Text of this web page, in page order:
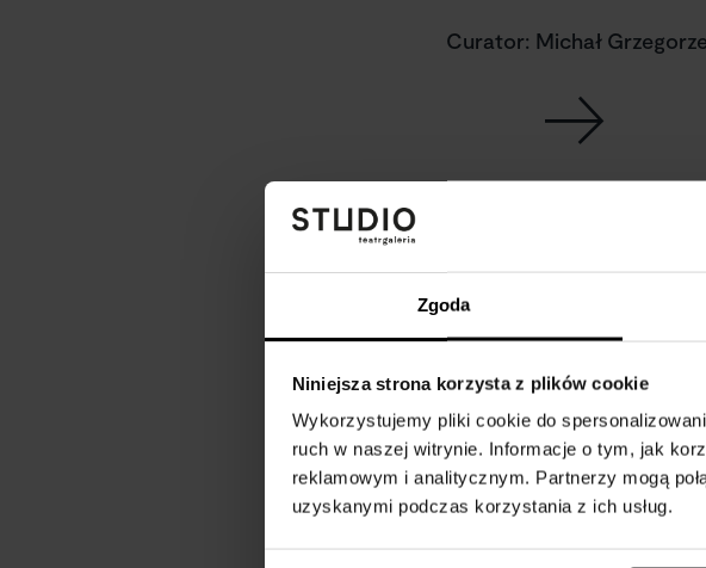
Zgoda
Niniejsza strona korzysta z plików cookie
Wykorzystujemy pliki cookie do
ruch w naszej witrynie. Informacje o tym, jak
reklamowym i analitycznym. Partnerzy mogą
uzyskanymi podczas korzystania z ich usług.
Curator: Michał